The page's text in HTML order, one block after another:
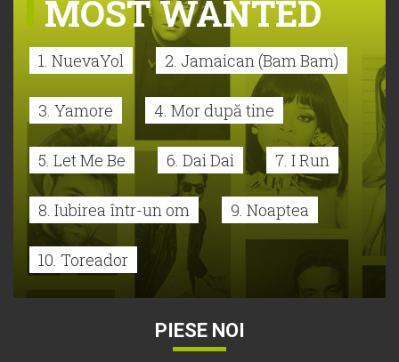
MOST WANTED
1. NuevaYol 2. Jamaican (Bam Bam)
3. Yamore 4. Mor după tine
5. Let Me Be 6. Dai Dai 7. I Run
8. Iubirea într-un om 9. Noaptea
10. Toreador
PIESE NOI